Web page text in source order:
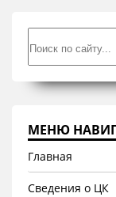
МЕНЮ
Главная
Сведения о ЦК